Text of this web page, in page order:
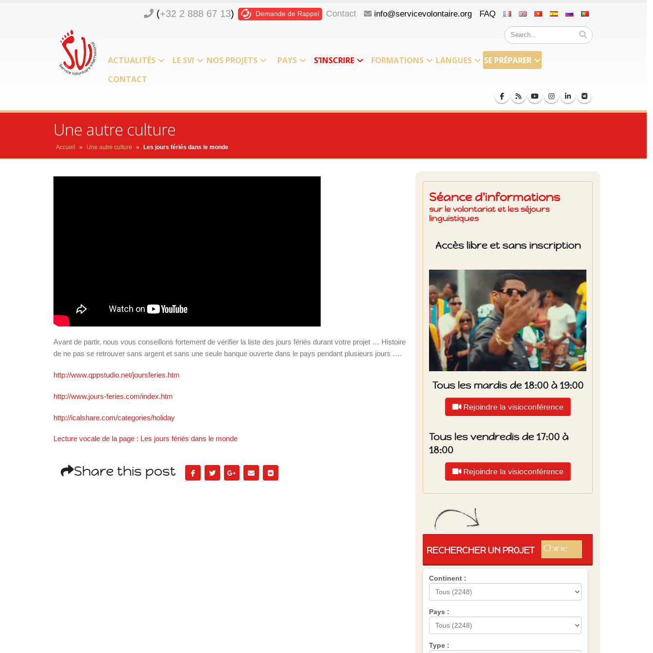
(+32 2 888 67 13) Demande de Rappel Contact info@servicevolontaire.org FAQ
ACTUALITÉS LE SVI NOS PROJETS PAYS S’INSCRIRE FORMATIONS LANGUES
SE PRÉPARER
CONTACT
Une autre culture
Accueil » Une autre culture » Les jours fériés dans le monde
Avant de partir, nous vous conseillons fortement de vérifier la liste des jours fériés durant votre projet … Histoire
de ne pas se retrouver sans argent et sans une seule banque ouverte dans le pays pendant plusieurs jours ….
http://www.qppstudio.net/joursferies.htm
http://www.jours-feries.com/index.htm
http://icalshare.com/categories/holiday
Lecture vocale de la page : Les jours fériés dans le monde
Share this post
Séance d'informations
sur le volontariat et les séjours
linguistiques
Accès libre et sans inscription
Tous les mardis de 18:00 à 19:00
Rejoindre la visioconférence
Tous les vendredis de 17:00 à
18:00
Rejoindre la visioconférence
RECHERCHER UN PROJET
Pérou
Chine
Espagne
Brésil
Mexique
Groupe
Continent :
Pays :
Type :